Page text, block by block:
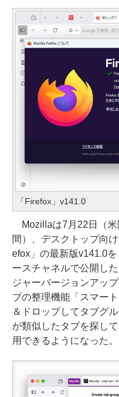
「Firefox」v141.0
Mozillaは7月22日（米
間）、デスクトップ向
efox」の最新版v141.0を
ースチャネルで公開した
ジャーバージョンアッ
ブの整理機能「スマー
＆ドロップしてタブグ
が類似したタブを探し
用できるようになった。